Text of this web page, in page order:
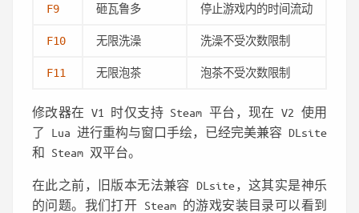
F9 砸瓦鲁多 停止游戏内的时间流动
F10 无限洗澡 洗澡不受次数限制
F11 无限泡茶 泡茶不受次数限制
修改器在 V1 时仅支持 Steam 平台，现在 V2 使用
了 Lua 进行重构与窗口手绘，已经完美兼容 DLsite
和 Steam 双平台。
在此之前，旧版本无法兼容 DLsite，这其实是神乐
的问题。我们打开 Steam 的游戏安装目录可以看到